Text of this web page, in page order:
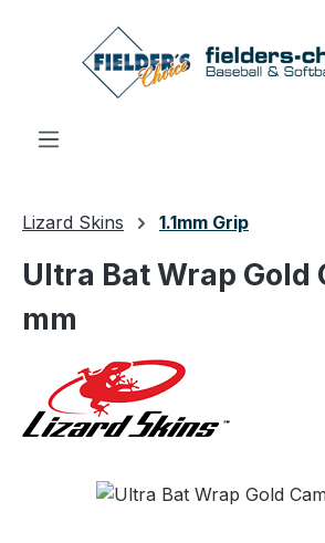
Zum Hauptinhalt springen
Lizard Skins 1.1mm Grip
Ultra Bat Wrap Gold
mm
Bildergalerie überspringen